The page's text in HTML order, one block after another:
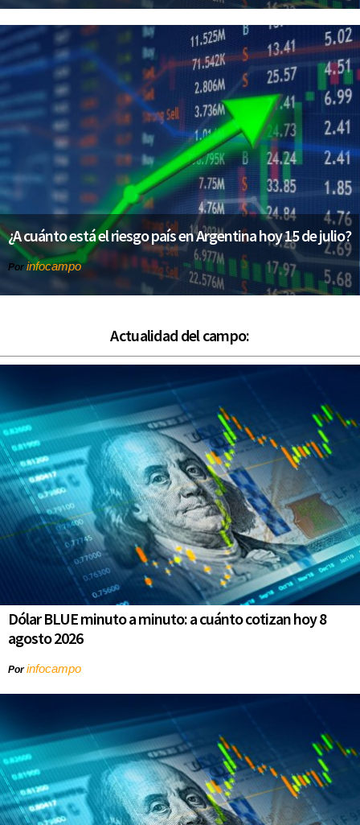
¿A cuánto está el riesgo país en Argentina hoy 15 de julio?
Por infocampo
Actualidad del campo:
Dólar BLUE minuto a minuto: a cuánto cotizan hoy 8
agosto 2026
Porinfocampo